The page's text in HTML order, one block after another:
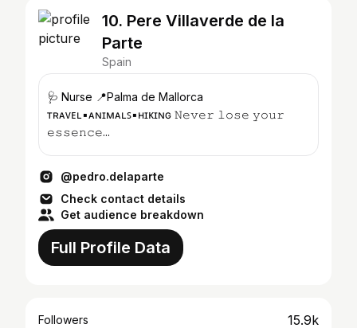
10. Pere Villaverde de la
Parte
Spain
🩺 Nurse 📍Palma de Mallorca
ᴛʀᴀᴠᴇʟ▪️ᴀɴɪᴍᴀʟꜱ▪️ʜɪᴋɪɴɢ 𝙽𝚎𝚟𝚎𝚛 𝚕𝚘𝚜𝚎 𝚢𝚘𝚞𝚛
𝚎𝚜𝚜𝚎𝚗𝚌𝚎...
@pedro.delaparte
Check contact details
Get audience breakdown
Full Profile Data
Followers 15.9k